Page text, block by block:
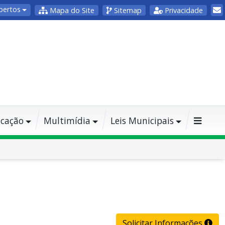
Mapa do Site Sitemap Privacidade
Multimídia Leis Municipais